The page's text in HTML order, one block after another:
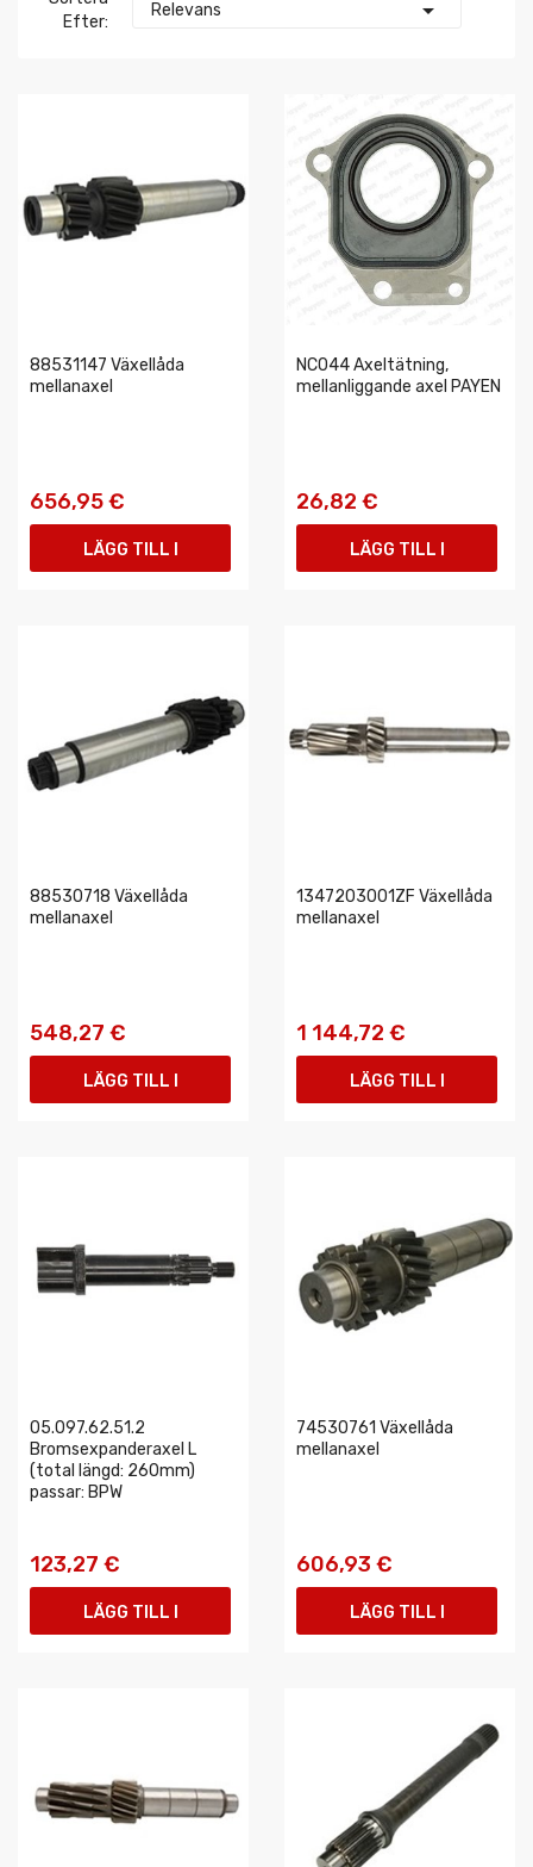
Efter:
Relevans 
88531147 Växellåda
mellanaxel
656,95 €
LÄGG TILL I
NC044 Axeltätning,
mellanliggande axel PAYEN
26,82 €
LÄGG TILL I
88530718 Växellåda
mellanaxel
548,27 €
LÄGG TILL I
1347203001ZF Växellåda
mellanaxel
1 144,72 €
LÄGG TILL I
05.097.62.51.2
Bromsexpanderaxel L
(total längd: 260mm)
passar: BPW
123,27 €
LÄGG TILL I
74530761 Växellåda
mellanaxel
606,93 €
LÄGG TILL I